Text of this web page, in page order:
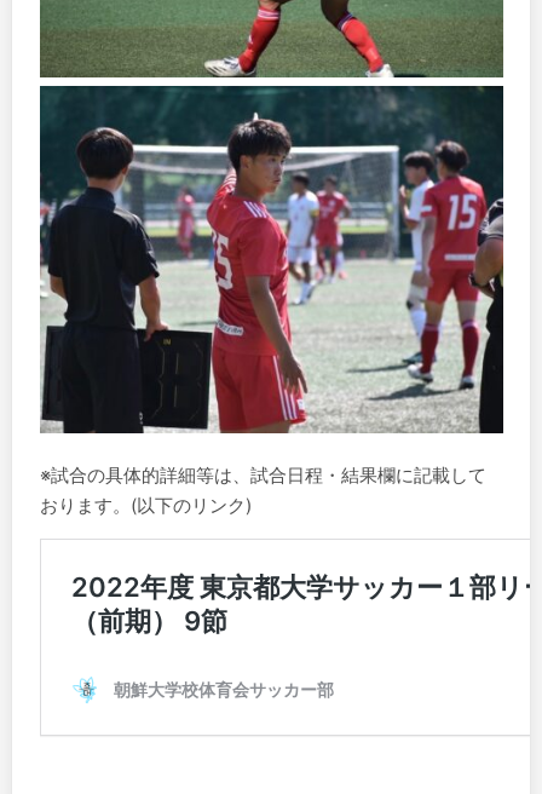
※試合の具体的詳細等は、試合日程・結果欄に記載して
おります。(以下のリンク)